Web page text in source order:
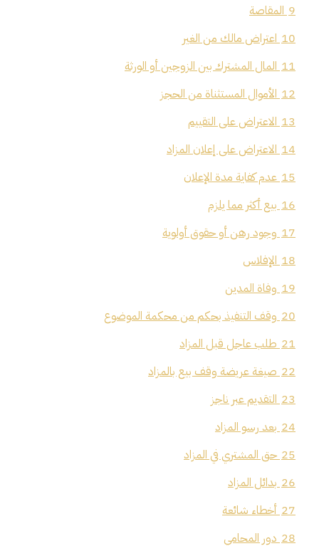
9 المقاصة
10 اعتراض مالك من الغير
11 المال المشترك بين الزوجين أو الورثة
12 الأموال المستثناة من الحجز
13 الاعتراض على التقييم
14 الاعتراض على إعلان المزاد
15 عدم كفاية مدة الإعلان
16 بيع أكثر مما يلزم
17 وجود رهن أو حقوق أولوية
18 الإفلاس
19 وفاة المدين
20 وقف التنفيذ بحكم من محكمة الموضوع
21 طلب عاجل قبل المزاد
22 صيغة عريضة وقف بيع بالمزاد
23 التقديم عبر ناجز
24 بعد رسو المزاد
25 حق المشتري في المزاد
26 بدائل المزاد
27 أخطاء شائعة
28 دور المحامي